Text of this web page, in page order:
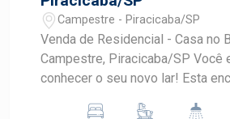
Campestre - Piracicaba/SP
Venda de Residencial - Casa no
Campestre, Piracicaba/SP Você está prestes a
conhecer o seu novo lar! Esta